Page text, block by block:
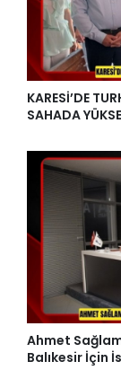
KARESİ’DE
SAHADA
Ahmet
Balıkesir İçin